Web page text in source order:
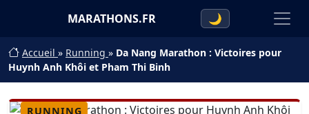
MARATHONS.FR 🌙
Accueil » Running » Da Nang Marathon : Victoires pour
Huynh Anh Khôi et Pham Thi Binh
RUNNING